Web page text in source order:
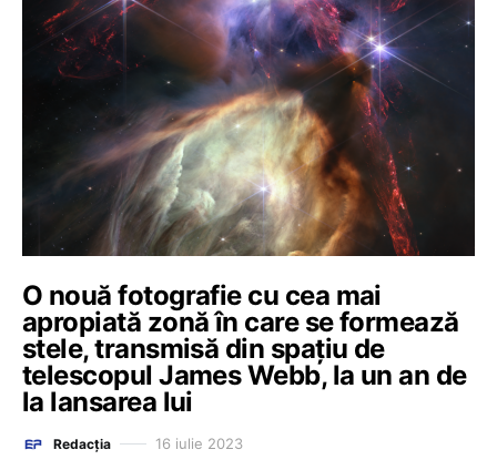
O nouă fotografie cu cea mai
apropiată zonă în care se formează
stele, transmisă din spațiu de
telescopul James Webb, la un an de
la lansarea lui
Redacția 16 iulie 2023